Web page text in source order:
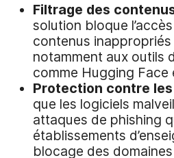
Filtrage des
solution bloque
contenus
notamment aux outils
comme Hugging Face
Protection contre
que les logiciels
attaques de phishing
établissements
blocage des